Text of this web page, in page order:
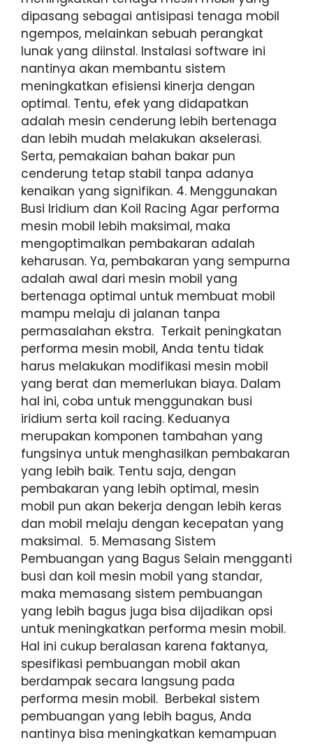
dipasang sebagai antisipasi tenaga mobil
ngempos, melainkan sebuah perangkat
lunak yang diinstal. Instalasi software ini
nantinya akan membantu sistem
meningkatkan efisiensi kinerja dengan
optimal. Tentu, efek yang didapatkan
adalah mesin cenderung lebih bertenaga
dan lebih mudah melakukan akselerasi.
Serta, pemakaian bahan bakar pun
cenderung tetap stabil tanpa adanya
kenaikan yang signifikan. 4. Menggunakan
Busi Iridium dan Koil Racing Agar performa
mesin mobil lebih maksimal, maka
mengoptimalkan pembakaran adalah
keharusan. Ya, pembakaran yang sempurna
adalah awal dari mesin mobil yang
bertenaga optimal untuk membuat mobil
mampu melaju di jalanan tanpa
permasalahan ekstra. Terkait peningkatan
performa mesin mobil, Anda tentu tidak
harus melakukan modifikasi mesin mobil
yang berat dan memerlukan biaya. Dalam
hal ini, coba untuk menggunakan busi
iridium serta koil racing. Keduanya
merupakan komponen tambahan yang
fungsinya untuk menghasilkan pembakaran
yang lebih baik. Tentu saja, dengan
pembakaran yang lebih optimal, mesin
mobil pun akan bekerja dengan lebih keras
dan mobil melaju dengan kecepatan yang
maksimal. 5. Memasang Sistem
Pembuangan yang Bagus Selain mengganti
busi dan koil mesin mobil yang standar,
maka memasang sistem pembuangan
yang lebih bagus juga bisa dijadikan opsi
untuk meningkatkan performa mesin mobil.
Hal ini cukup beralasan karena faktanya,
spesifikasi pembuangan mobil akan
berdampak secara langsung pada
performa mesin mobil. Berbekal sistem
pembuangan yang lebih bagus, Anda
nantinya bisa meningkatkan kemampuan